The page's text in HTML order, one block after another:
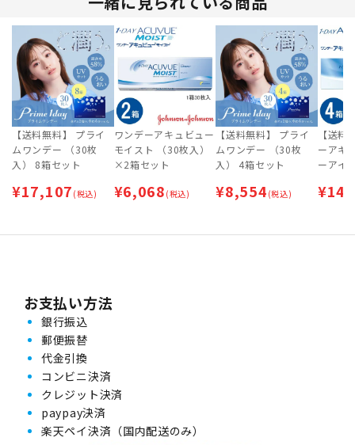
【送料無料】 プライ
ムワンデー （30枚
入） 8箱セット
¥17,107 (税込)
ワンデーアキュビュー
モイスト （30枚入）
×2箱セット
¥6,068 (税込)
【送料無料】 プライ
ムワンデー （30枚
入） 4箱セット
¥8,554 (税込)
【送料
ーアキ
ーアイ
¥
お支払い方法
銀行振込
郵便振替
代金引換
コンビニ決済
クレジット決済
paypay決済
楽天ペイ決済（国内配送のみ）